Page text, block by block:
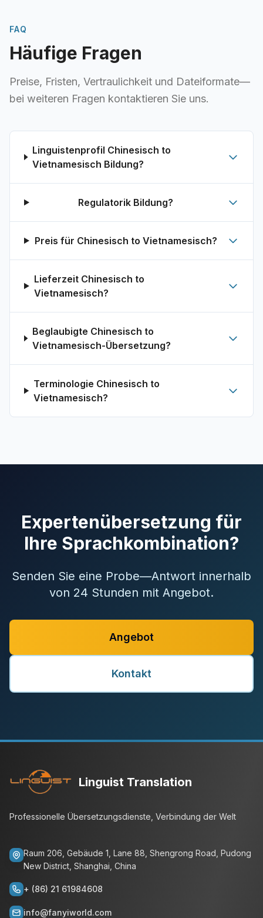
FAQ
Häufige Fragen
Preise, Fristen, Vertraulichkeit und Dateiformate—
bei weiteren Fragen kontaktieren Sie uns.
Linguistenprofil Chinesisch to
Vietnamesisch Bildung?
Regulatorik Bildung?
Preis für Chinesisch to Vietnamesisch?
Lieferzeit Chinesisch to
Vietnamesisch?
Beglaubigte Chinesisch to
Vietnamesisch-Übersetzung?
Terminologie Chinesisch to
Vietnamesisch?
Expertenübersetzung für
Ihre Sprachkombination?
Senden Sie eine Probe—Antwort innerhalb
von 24 Stunden mit Angebot.
Angebot
Kontakt
Linguist Translation
Professionelle Übersetzungsdienste, Verbindung der Welt
Raum 206, Gebäude 1, Lane 88, Shengrong Road, Pudong
New District, Shanghai, China
+ (86) 21 61984608
info@fanyiworld.com